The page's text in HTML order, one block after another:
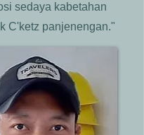
sedaya kabetahan
C'ketz panjenengan."